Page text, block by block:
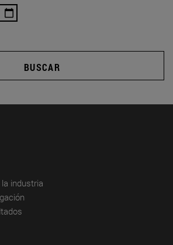
BUSCAR
en nueva ventana)
industria